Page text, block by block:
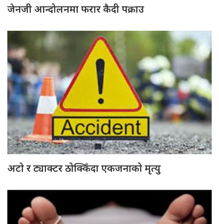
जेनजी आन्दोलनमा फरार कैदी पक्राउ
अटो र ट्याक्टर ठोक्किँदा एकजनाको मृत्यु